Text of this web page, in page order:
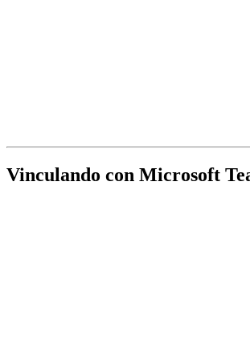
Vinculando con Microsoft